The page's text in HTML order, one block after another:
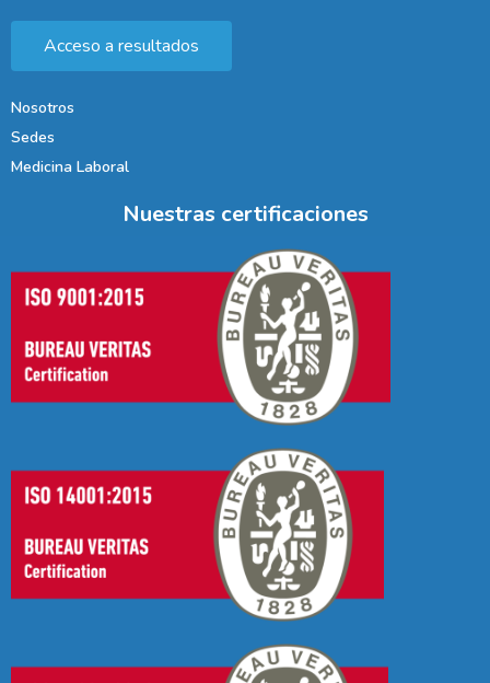
Acceso a resultados
Nosotros
Sedes
Medicina Laboral
Nuestras certificaciones